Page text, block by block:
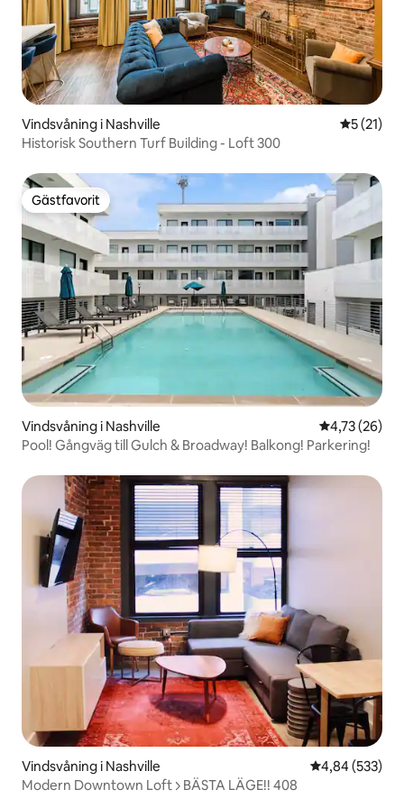
Vindsvåning i Nashville 5 av 5 i
5 (21)
Historisk Southern Turf Building - Loft 300
Gästfavorit
Gästfavorit
Vindsvåning i Nashville 4,73 av 5 i
4,73 (26)
Pool! Gångväg till Gulch & Broadway! Balkong! Parkering!
Vindsvåning i Nashville 4,84 av 5 i
4,84 (533)
Modern Downtown Loft >> BÄSTA LÄGE!! 408